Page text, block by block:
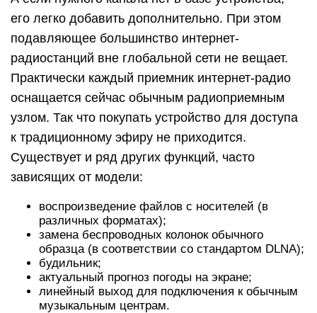
его легко добавить дополнительно. При этом
подавляющее большинство интернет-
радиостанций вне глобальной сети не вещает.
Практически каждый приемник интернет-радио
оснащается сейчас обычным радиоприемным
узлом. Так что покупать устройство для доступа
к традиционному эфиру не приходится.
Существует и ряд других функций, часто
зависящих от модели:
воспроизведение файлов с носителей (в
различных форматах);
замена беспроводных колонок обычного
образца (в соответствии со стандартом DLNA);
будильник;
актуальный прогноз погоды на экране;
линейный выход для подключения к обычным
музыкальным центрам.